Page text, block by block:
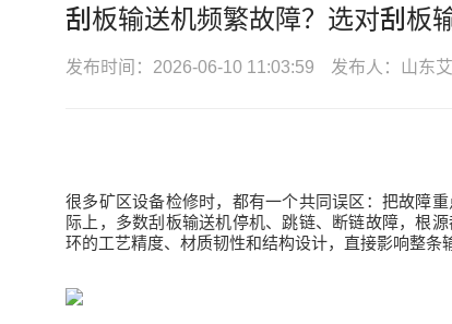
刮板输送机频繁故障？选对刮板
发布时间：2026-06-10 11:03:59 发布人：山东
很多矿区设备检修时，都有一个共同误区：把故障
际上，多数刮板输送机停机、跳链、断链故障，根源
环的工艺精度、材质韧性和结构设计，直接影响整条